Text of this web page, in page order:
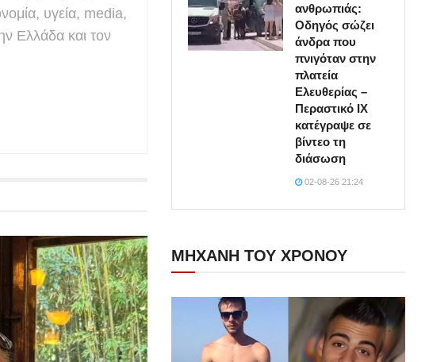
υγεία, media,
Ελλάδα και τον
ανθρωπιάς:
Οδηγός σώζει
άνδρα που
πνιγόταν στην
πλατεία
Ελευθερίας –
Περαστικό ΙΧ
κατέγραψε σε
βίντεο τη
διάσωση
02-08-26 21:24
ΜΗΧΑΝΗ ΤΟΥ ΧΡΟΝΟΥ